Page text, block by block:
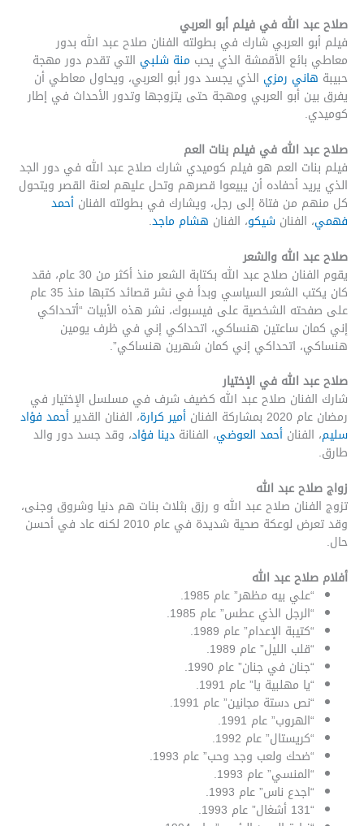
صلاح عبد الله في فيلم أبو العربي
فيلم أبو العربي شارك في بطولته الفنان صلاح عبد الله بدور
معاطي بائع الأقمشة الذي يحب منة شلبي التي تقدم دور مهجة
حبيبة هاني رمزي الذي يجسد دور أبو العربي، ويحاول معاطي أن
يفرق بين أبو العربي ومهجة حتى يتزوجها وتدور الأحداث في إطار
كوميدي.
صلاح عبد الله في فيلم بنات العم
فيلم بنات العم هو فيلم كوميدي شارك صلاح عبد الله في دور الجد
الذي يريد أحفاده أن يبيعوا قصرهم وتحل عليهم لعنة القصر ويتحول
كل منهم من فتاة إلى رجل، ويشارك في بطولته الفنان أحمد
فهمي، الفنان شيكو، الفنان هشام ماجد.
صلاح عبد الله والشعر
يقوم الفنان صلاح عبد الله بكتابة الشعر منذ أكثر من 30 عام، فقد
كان يكتب الشعر السياسي وبدأ في نشر قصائد كتبها منذ 35 عام
على صفحته الشخصية على فيسبوك، نشر هذه الأبيات “أتحداكي
إني كمان ساعتين هنساكي، اتحداكي إني في ظرف يومين
هنساكي، اتحداكي إني كمان شهرين هنساكي”.
صلاح عبد الله في الإختيار
شارك الفنان صلاح عبد الله كضيف شرف في مسلسل الإختيار في
رمضان عام 2020 بمشاركة الفنان
أمير كرارة، الفنان القديرأحمد فؤاد
سليم، الفنان أحمد العوضي، الفنانة دينا فؤاد، وقد جسد دور والد
طارق.
زواج صلاح عبد الله
تزوج الفنان صلاح عبد الله و رزق بثلاث بنات هم دنيا وشروق وجنى،
وقد تعرض لوعكة صحية شديدة في عام 2010 لكنه عاد في أحسن
حال.
أفلام صلاح عبد الله
“علي بيه مظهر” عام 1985.
“الرجل الذي عطس” عام 1985.
“كتيبة الإعدام” عام 1989.
“قلب الليل” عام 1989.
“جنان في جنان” عام 1990.
“يا مهلبية يا” عام 1991.
“نص دستة مجانين” عام 1991.
“الهروب” عام 1991.
“كريستال” عام 1992.
“ضحك ولعب وجد وحب” عام 1993.
“المنسي” عام 1993.
“اجدع ناس” عام 1993.
“131 أشغال” عام 1993.